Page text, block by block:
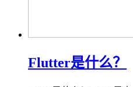
Flutter是什么？